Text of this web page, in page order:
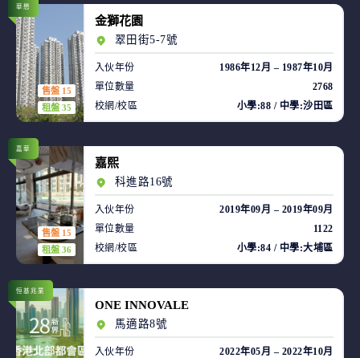
售盤 15
租盤 35
華懋
金獅花園
翠田街5-7號
入伙年份
1986年12月 – 1987年10月
單位數量
2768
校網/校區
小學:88 / 中學:沙田區
售盤 15
租盤 36
嘉華
嘉熙
科進路16號
入伙年份
2019年09月 – 2019年09月
單位數量
1122
校網/校區
小學:84 / 中學:大埔區
恒基兆業
ONE INNOVALE
馬適路8號
入伙年份
2022年05月 – 2022年10月